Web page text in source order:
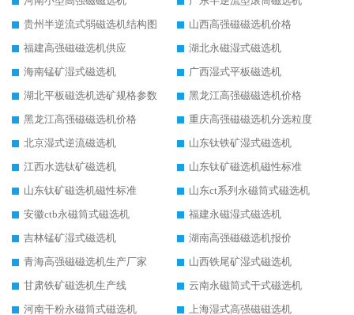
贵州半逆流式弱磁选机结构图
山西高强磁磁选机价格
福建高强磁磁选机供应
湖北永磁湿式磁选机
海南锰矿湿式磁选机
广西湿式平板磁选机
湖北平板磁选机选矿规格参数
黑龙江高强磁磁选机价格
黑龙江高强磁磁选机价格
重庆高强磁磁选机分选粒度
北京湿式逆流磁选机
山东钛铁矿湿式磁选机
江西水选钛矿磁选机
山东钛矿磁选机磁性标准
山东钛矿磁选机磁性标准
山东ct系列永磁筒式磁选机
安徽ctb永磁筒式磁选机
福建永磁湿式磁选机
吉林锰矿湿式磁选机
湖南高强磁磁选机报价
青海高强磁磁选机生产厂家
山西铁尾矿湿式磁选机
甘肃铁矿磁选机生产线
云南永磁筒式干式磁选机
河南干粉永磁筒式磁选机
上海湿式高强磁磁选机